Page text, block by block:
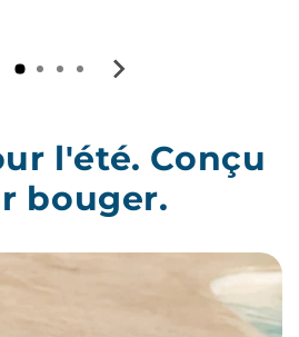
l'été. Conçu
bouger.